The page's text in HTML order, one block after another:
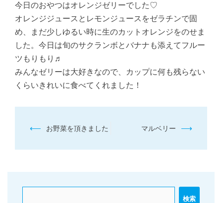
今日のおやつはオレンジゼリーでした♡
オレンジジュースとレモンジュースをゼラチンで固
め、まだ少しゆるい時に生のカットオレンジをのせま
した。今日は旬のサクランボとバナナも添えてフルー
ツもりもり♬
みんなゼリーは大好きなので、カップに何も残らない
くらいきれいに食べてくれました！
投
ゲ
⟵ お野菜を頂きました マルベリー ⟶
検索